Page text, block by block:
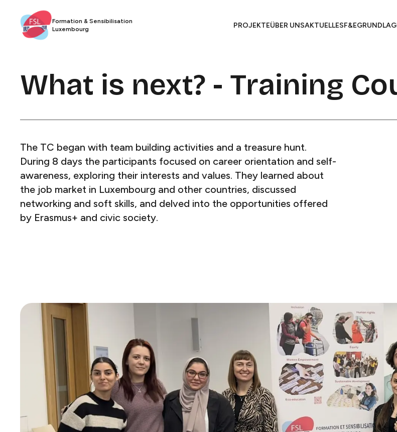
Formation & Sensibilisation
Luxembourg​​​​‌ ‍ ​‍​‍‌‍ ‌ ​‍‌‍‍‌‌‍‌ ‌‍‍‌‌‍ ‍​‍​‍​ ‍‍​‍​‍‌ ​ ‌‍​‌‌‍ ‍‌‍‍‌‌ ‌​‌ ‍‌​‍ ‍‌‍‍‌‌‍ ​‍​‍​‍ ​​‍​‍‌‍‍​‌ ​‍‌‍‌‌‌‍‌‍​‍​‍​ ‍‍​‍​‍​‍ ‌ ​ ‌ ‌​‌ ‌‌‌‍‌​‌‍‍‌‌‍ ​‍ ‌‍‍‌‌‍ ‍‌ ‌​‌‍‌‌‌‍ ‍‌ ‌​​‍ ‌‍‌‌‌‍‌​‌‍‍‌‌ ‌​​‍ ‌‍ ‌‌‍ ‌‍‌​‌‍‌‌​ ‌‌ ​​‌ ​‍‌‍‌‌‌ ​ ‌‍‌‌‌‍ ‍‌ ‌​‌‍​‌‌ ‌​‌‍‍‌‌‍ ‌‍ ‍​ ‍ ‌‍‍‌‌‍‌​​ ‌​ ‌‌​ ‌​​ ​ ​ ‌ ​ ​​​ ​‍​ ‌‌​ ‌ ​‍ ‌​ ‌ ‌‍‌‌‌‍​‍‌‍​ ​‍ ‌​ ‌​​ ‌‍‌‍​ ​ ‌‌​‍ ‌‌‍​‍​ ​‍​ ‍​​ ‌​​‍ ‌​ ‌‌​ ​‍‌‍‌​‌‍​ ​ ‍​​ ‍‌‌‍‌‍​ ‌ ‌‍​ ​ ‍‌‌‍‌‍​ ‌‌​ ‍ ‌ ‌​‌ ‍‌‌ ​​‌‍‌‌​ ‌‌ ​ ‌‍‍‌‌ ‌​‌‍‌‌‌‌​ ‌‍‌‌‌ ‌​‌ ‌​‌‍‍‌‌‍ ‍‌‍‌ ‌ ​ ​ ‍ ‌ ​​‌‍​‌‌ ‌​‌‍‍​​ ‌‌‍​‍‌ ​‍‌‍​‌‌‍ ‍‌‍‌​‌‍‍‌‌‍ ‍‌‍‌ ​‍ ‍‌‍​‍‌ ​‍‌‍​‌‌‍ ‍‌‍‌​‌​ ‍‌‍​‌‌‍ ‌‌‍‌‌​ ‌‍​‍‌‍​‌‌ ​ ‌‍‌‌‌‌‌‌‌ ​‍‌‍ ​​ ‌​‍‌‌​ ​‍‌​‌‍‌ ​ ‌ ‌​‌ ‌‌‌‍‌​‌‍‍‌‌‍ ​‍‌‍‌‍‍‌‌‍‌​​ ‌​ ‌‌​ ‌​​ ​ ​ ‌ ​ ​​​ ​‍​ ‌‌​ ‌ ​‍ ‌​ ‌ ‌‍‌‌‌‍​‍‌‍​ ​‍ ‌​ ‌​​ ‌‍‌‍​ ​ ‌‌​‍ ‌‌‍​‍​ ​‍​ ‍​​ ‌​​‍ ‌​ ‌‌​ ​‍‌‍‌​‌‍​ ​ ‍​​ ‍‌‌‍‌‍​ ‌ ‌‍​ ​ ‍‌‌‍‌‍​ ‌‌​‍‌‍‌ ‌​‌ ‍‌‌ ​​‌‍‌‌​ ‌‌ ​ ‌‍‍‌‌ ‌​‌‍‌‌‌‌​ ‌‍‌‌‌ ‌​‌ ‌​‌‍‍‌‌‍ ‍‌‍‌ ‌ ​ ​‍‌‍‌ ​​‌‍​‌‌ ‌​‌‍‍​​ ‌‌‍​‍‌ ​‍‌‍​‌‌‍ ‍‌‍‌​‌‍‍‌‌‍ ‍‌‍‌ ​‍ ‍‌‍​‍‌ ​‍‌‍​‌‌‍ ‍‌‍‌​‌​ ‍‌‍​‌‌‍ ‌‌‍‌‌​‍‌‍‌ ​​‌‍‌‌‌ ​‍‌ ​ ‌ ​​‌‍‌‌‌‍​ ‌ ‌​‌‍‍‌‌ ‌‍‌‍‌‌​ ‌‌ ​​‌ ‌‌‌‍​‍‌‍ ​‌‍‍‌‌ ​ ‌‍‍​‌‍‌‌‌‍‌​​‍​‍‌ ‌
PROJEKTE​​​​‌ ‍ ​‍​‍‌‍ ‌ ​‍‌‍‍‌‌‍‌ ‌‍‍‌‌‍ ‍​‍​‍​ ‍‍​‍​‍‌ ​ ‌‍​‌‌‍ ‍‌‍‍‌‌ ‌​‌ ‍‌​‍ ‍‌‍‍‌‌‍ ​‍​‍​‍ ​​‍​‍‌‍‍​‌ ​‍‌‍‌‌‌‍‌‍​‍​‍​ ‍‍​‍​‍​‍ ‌ ​ ‌ ‌​‌ ‌‌‌‍‌​‌‍‍‌‌‍ ​‍ ‌‍‍‌‌‍ ‍‌ ‌​‌‍‌‌‌‍ ‍‌ ‌​​‍ ‌‍‌‌‌‍‌​‌‍‍‌‌ ‌​​‍ ‌‍ ‌‌‍ ‌‍‌​‌‍‌‌​ ‌‌ ​​‌ ​‍‌‍‌‌‌ ​ ‌‍‌‌‌‍ ‍‌ ‌​‌‍​‌‌ ‌​‌‍‍‌‌‍ ‌‍ ‍​ ‍ ‌‍‍‌‌‍‌​​ ‌​ ‌‌​ ‌​​ ​ ​ ‌ ​ ​​​ ​‍​ ‌‌​ ‌ ​‍ ‌​ ‌ ‌‍‌‌‌‍​‍‌‍​ ​‍ ‌​ ‌​​ ‌‍‌‍​ ​ ‌‌​‍ ‌‌‍​‍​ ​‍​ ‍​​ ‌​​‍ ‌​ ‌‌​ ​‍‌‍‌​‌‍​ ​ ‍​​ ‍‌‌‍‌‍​ ‌ ‌‍​ ​ ‍‌‌‍‌‍​ ‌‌​ ‍ ‌ ‌​‌ ‍‌‌ ​​‌‍‌‌​ ‌‌ ​ ‌‍‍‌‌ ‌​‌‍‌‌‌‌​ ‌‍‌‌‌ ‌​‌ ‌​‌‍‍‌‌‍ ‍‌‍‌ ‌ ​ ​ ‍ ‌ ​​‌‍​‌‌ ‌​‌‍‍​​ ‌‌‍ ‍‌‍​‌‌ ‌‍‌‍​‍‌‍​‌‌ ​‍​‍ ‍‌‍ ‍‌‍​‌‌ ‌‍‌​ ​‌‍‍‌‌‍ ‍‌‍‍ ‌ ​ ​‍‌‌​ ‌‌‌​​‍‌‌ ‌‍‍ ‌‍‌‌‌ ‍‌​‍‌‌​ ​ ‌​‌​​‍‌‌​ ​ ‌​‌​​‍‌‌​ ​‍​ ​‍‌‍‌​​ ‌ ‌‍‌‍​ ​ ‌‍‌‍​ ​​​ ​ ‌‍​ ​ ​‍‌‍‌‌​ ‌​​ ​​​‍‌‌​ ​‍​ ​‍​‍‌‌​ ‌‌‌​‌​​‍ ‍‌‍ ​‌‍​‌‌‍​‍‌‍‌‌‌‍ ​​ ‌‍​‍‌‍​‌‌ ​ ‌‍‌‌‌‌‌‌‌ ​‍‌‍ ​​ ‌​‍‌‌​ ​‍‌​‌‍‌ ​ ‌ ‌​‌ ‌‌‌‍‌​‌‍‍‌‌‍ ​‍‌‍‌‍‍‌‌‍‌​​ ‌​ ‌‌​ ‌​​ ​ ​ ‌ ​ ​​​ ​‍​ ‌‌​ ‌ ​‍ ‌​ ‌ ‌‍‌‌‌‍​‍‌‍​ ​‍ ‌​ ‌​​ ‌‍‌‍​ ​ ‌‌​‍ ‌‌‍​‍​ ​‍​ ‍​​ ‌​​‍ ‌​ ‌‌​ ​‍‌‍‌​‌‍​ ​ ‍​​ ‍‌‌‍‌‍​ ‌ ‌‍​ ​ ‍‌‌‍‌‍​ ‌‌​‍‌‍‌ ‌​‌ ‍‌‌ ​​‌‍‌‌​ ‌‌ ​ ‌‍‍‌‌ ‌​‌‍‌‌‌‌​ ‌‍‌‌‌ ‌​‌ ‌​‌‍‍‌‌‍ ‍‌‍‌ ‌ ​ ​‍‌‍‌ ​​‌‍​‌‌ ‌​‌‍‍​​ ‌‌‍ ‍‌‍​‌‌ ‌‍‌‍​‍‌‍​‌‌ ​‍​‍ ‍‌‍ ‍‌‍​‌‌ ‌‍‌​ ​‌‍‍‌‌‍ ‍‌‍‍ ‌ ​ ​‍‌‌​ ‌‌‌​​‍‌‌ ‌‍‍ ‌‍‌‌‌ ‍‌​‍‌‌​ ​ ‌​‌​​‍‌‌​ ​ ‌​‌​​‍‌‌​ ​‍​ ​‍‌‍‌​​ ‌ ‌‍‌‍​ ​ ‌‍‌‍​ ​​​ ​ ‌‍​ ​ ​‍‌‍‌‌​ ‌​​ ​​​‍‌‌​ ​‍​ ​‍​‍‌‌​ ‌‌‌​‌​​‍ ‍‌‍ ​‌‍​‌‌‍​‍‌‍‌‌‌‍ ​​‍‌‍‌ ​​‌‍‌‌‌ ​‍‌ ​ ‌ ​​‌‍‌‌‌‍​ ‌ ‌​‌‍‍‌‌ ‌‍‌‍‌‌​ ‌‌ ​​‌ ‌‌‌‍​‍‌‍ ​‌‍‍‌‌ ​ ‌‍‍​‌‍‌‌‌‍‌​​‍​‍‌ ‌ÜBER UNS​​​​‌ ‍ ​‍​‍‌‍ ‌ ​‍‌‍‍‌‌‍‌ ‌‍‍‌‌‍ ‍​‍​‍​ ‍‍​‍​‍‌ ​ ‌‍​‌‌‍ ‍‌‍‍‌‌ ‌​‌ ‍‌​‍ ‍‌‍‍‌‌‍ ​‍​‍​‍ ​​‍​‍‌‍‍​‌ ​‍‌‍‌‌‌‍‌‍​‍​‍​ ‍‍​‍​‍​‍ ‌ ​ ‌ ‌​‌ ‌‌‌‍‌​‌‍‍‌‌‍ ​‍ ‌‍‍‌‌‍ ‍‌ ‌​‌‍‌‌‌‍ ‍‌ ‌​​‍ ‌‍‌‌‌‍‌​‌‍‍‌‌ ‌​​‍ ‌‍ ‌‌‍ ‌‍‌​‌‍‌‌​ ‌‌ ​​‌ ​‍‌‍‌‌‌ ​ ‌‍‌‌‌‍ ‍‌ ‌​‌‍​‌‌ ‌​‌‍‍‌‌‍ ‌‍ ‍​ ‍ ‌‍‍‌‌‍‌​​ ‌​ ‌‌​ ‌​​ ​ ​ ‌ ​ ​​​ ​‍​ ‌‌​ ‌ ​‍ ‌​ ‌ ‌‍‌‌‌‍​‍‌‍​ ​‍ ‌​ ‌​​ ‌‍‌‍​ ​ ‌‌​‍ ‌‌‍​‍​ ​‍​ ‍​​ ‌​​‍ ‌​ ‌‌​ ​‍‌‍‌​‌‍​ ​ ‍​​ ‍‌‌‍‌‍​ ‌ ‌‍​ ​ ‍‌‌‍‌‍​ ‌‌​ ‍ ‌ ‌​‌ ‍‌‌ ​​‌‍‌‌​ ‌‌ ​ ‌‍‍‌‌ ‌​‌‍‌‌‌‌​ ‌‍‌‌‌ ‌​‌ ‌​‌‍‍‌‌‍ ‍‌‍‌ ‌ ​ ​ ‍ ‌ ​​‌‍​‌‌ ‌​‌‍‍​​ ‌‌‍ ‍‌‍​‌‌ ‌‍‌‍​‍‌‍​‌‌ ​‍​‍ ‍‌‍ ‍‌‍​‌‌ ‌‍‌​ ​‌‍‍‌‌‍ ‍‌‍‍ ‌ ​ ​‍‌‌​ ‌‌‌​​‍‌‌ ‌‍‍ ‌‍‌‌‌ ‍‌​‍‌‌​ ​ ‌​‌​​‍‌‌​ ​ ‌​‌​​‍‌‌​ ​‍​ ​‍​ ‍​‌‍​‍​ ‍​​ ‌ ​ ​‌‌‍‌‍‌‍‌‌‌‍‌‍​ ​‌​ ‌‍​ ​‌​ ‌ ​‍‌‌​ ​‍​ ​‍​‍‌‌​ ‌‌‌​‌​​‍ ‍‌‍ ​‌‍​‌‌‍​‍‌‍‌‌‌‍ ​​ ‌‍​‍‌‍​‌‌ ​ ‌‍‌‌‌‌‌‌‌ ​‍‌‍ ​​ ‌​‍‌‌​ ​‍‌​‌‍‌ ​ ‌ ‌​‌ ‌‌‌‍‌​‌‍‍‌‌‍ ​‍‌‍‌‍‍‌‌‍‌​​ ‌​ ‌‌​ ‌​​ ​ ​ ‌ ​ ​​​ ​‍​ ‌‌​ ‌ ​‍ ‌​ ‌ ‌‍‌‌‌‍​‍‌‍​ ​‍ ‌​ ‌​​ ‌‍‌‍​ ​ ‌‌​‍ ‌‌‍​‍​ ​‍​ ‍​​ ‌​​‍ ‌​ ‌‌​ ​‍‌‍‌​‌‍​ ​ ‍​​ ‍‌‌‍‌‍​ ‌ ‌‍​ ​ ‍‌‌‍‌‍​ ‌‌​‍‌‍‌ ‌​‌ ‍‌‌ ​​‌‍‌‌​ ‌‌ ​ ‌‍‍‌‌ ‌​‌‍‌‌‌‌​ ‌‍‌‌‌ ‌​‌ ‌​‌‍‍‌‌‍ ‍‌‍‌ ‌ ​ ​‍‌‍‌ ​​‌‍​‌‌ ‌​‌‍‍​​ ‌‌‍ ‍‌‍​‌‌ ‌‍‌‍​‍‌‍​‌‌ ​‍​‍ ‍‌‍ ‍‌‍​‌‌ ‌‍‌​ ​‌‍‍‌‌‍ ‍‌‍‍ ‌ ​ ​‍‌‌​ ‌‌‌​​‍‌‌ ‌‍‍ ‌‍‌‌‌ ‍‌​‍‌‌​ ​ ‌​‌​​‍‌‌​ ​ ‌​‌​​‍‌‌​ ​‍​ ​‍​ ‍​‌‍​‍​ ‍​​ ‌ ​ ​‌‌‍‌‍‌‍‌‌‌‍‌‍​ ​‌​ ‌‍​ ​‌​ ‌ ​‍‌‌​ ​‍​ ​‍​‍‌‌​ ‌‌‌​‌​​‍ ‍‌‍ ​‌‍​‌‌‍​‍‌‍‌‌‌‍ ​​‍‌‍‌ ​​‌‍‌‌‌ ​‍‌ ​ ‌ ​​‌‍‌‌‌‍​ ‌ ‌​‌‍‍‌‌ ‌‍‌‍‌‌​ ‌‌ ​​‌ ‌‌‌‍​‍‌‍ ​‌‍‍‌‌ ​ ‌‍‍​‌‍‌‌‌‍‌​​‍​‍‌ ‌AKTUELLES​​​​‌ ‍ ​‍​‍‌‍ ‌ ​‍‌‍‍‌‌‍‌ ‌‍‍‌‌‍ ‍​‍​‍​ ‍‍​‍​‍‌ ​ ‌‍​‌‌‍ ‍‌‍‍‌‌ ‌​‌ ‍‌​‍ ‍‌‍‍‌‌‍ ​‍​‍​‍ ​​‍​‍‌‍‍​‌ ​‍‌‍‌‌‌‍‌‍​‍​‍​ ‍‍​‍​‍​‍ ‌ ​ ‌ ‌​‌ ‌‌‌‍‌​‌‍‍‌‌‍ ​‍ ‌‍‍‌‌‍ ‍‌ ‌​‌‍‌‌‌‍ ‍‌ ‌​​‍ ‌‍‌‌‌‍‌​‌‍‍‌‌ ‌​​‍ ‌‍ ‌‌‍ ‌‍‌​‌‍‌‌​ ‌‌ ​​‌ ​‍‌‍‌‌‌ ​ ‌‍‌‌‌‍ ‍‌ ‌​‌‍​‌‌ ‌​‌‍‍‌‌‍ ‌‍ ‍​ ‍ ‌‍‍‌‌‍‌​​ ‌​ ‌‌​ ‌​​ ​ ​ ‌ ​ ​​​ ​‍​ ‌‌​ ‌ ​‍ ‌​ ‌ ‌‍‌‌‌‍​‍‌‍​ ​‍ ‌​ ‌​​ ‌‍‌‍​ ​ ‌‌​‍ ‌‌‍​‍​ ​‍​ ‍​​ ‌​​‍ ‌​ ‌‌​ ​‍‌‍‌​‌‍​ ​ ‍​​ ‍‌‌‍‌‍​ ‌ ‌‍​ ​ ‍‌‌‍‌‍​ ‌‌​ ‍ ‌ ‌​‌ ‍‌‌ ​​‌‍‌‌​ ‌‌ ​ ‌‍‍‌‌ ‌​‌‍‌‌‌‌​ ‌‍‌‌‌ ‌​‌ ‌​‌‍‍‌‌‍ ‍‌‍‌ ‌ ​ ​ ‍ ‌ ​​‌‍​‌‌ ‌​‌‍‍​​ ‌‌‍ ‍‌‍​‌‌ ‌‍‌‍​‍‌‍​‌‌ ​‍​‍ ‍‌‍ ‍‌‍​‌‌ ‌‍‌​ ​‌‍‍‌‌‍ ‍‌‍‍ ‌ ​ ​‍‌‌​ ‌‌‌​​‍‌‌ ‌‍‍ ‌‍‌‌‌ ‍‌​‍‌‌​ ​ ‌​‌​​‍‌‌​ ​ ‌​‌​​‍‌‌​ ​‍​ ​‍​ ‍​​ ​​​ ​‌​ ‌ ​ ‍​​ ‍​‌‍‌‍‌‍​‌​ ‌‍​ ​ ​ ​‍​ ​​​‍‌‌​ ​‍​ ​‍​‍‌‌​ ‌‌‌​‌​​‍ ‍‌‍ ​‌‍​‌‌‍​‍‌‍‌‌‌‍ ​​ ‌‍​‍‌‍​‌‌ ​ ‌‍‌‌‌‌‌‌‌ ​‍‌‍ ​​ ‌​‍‌‌​ ​‍‌​‌‍‌ ​ ‌ ‌​‌ ‌‌‌‍‌​‌‍‍‌‌‍ ​‍‌‍‌‍‍‌‌‍‌​​ ‌​ ‌‌​ ‌​​ ​ ​ ‌ ​ ​​​ ​‍​ ‌‌​ ‌ ​‍ ‌​ ‌ ‌‍‌‌‌‍​‍‌‍​ ​‍ ‌​ ‌​​ ‌‍‌‍​ ​ ‌‌​‍ ‌‌‍​‍​ ​‍​ ‍​​ ‌​​‍ ‌​ ‌‌​ ​‍‌‍‌​‌‍​ ​ ‍​​ ‍‌‌‍‌‍​ ‌ ‌‍​ ​ ‍‌‌‍‌‍​ ‌‌​‍‌‍‌ ‌​‌ ‍‌‌ ​​‌‍‌‌​ ‌‌ ​ ‌‍‍‌‌ ‌​‌‍‌‌‌‌​ ‌‍‌‌‌ ‌​‌ ‌​‌‍‍‌‌‍ ‍‌‍‌ ‌ ​ ​‍‌‍‌ ​​‌‍​‌‌ ‌​‌‍‍​​ ‌‌‍ ‍‌‍​‌‌ ‌‍‌‍​‍‌‍​‌‌ ​‍​‍ ‍‌‍ ‍‌‍​‌‌ ‌‍‌​ ​‌‍‍‌‌‍ ‍‌‍‍ ‌ ​ ​‍‌‌​ ‌‌‌​​‍‌‌ ‌‍‍ ‌‍‌‌‌ ‍‌​‍‌‌​ ​ ‌​‌​​‍‌‌​ ​ ‌​‌​​‍‌‌​ ​‍​ ​‍​ ‍​​ ​​​ ​‌​ ‌ ​ ‍​​ ‍​‌‍‌‍‌‍​‌​ ‌‍​ ​ ​ ​‍​ ​​​‍‌‌​ ​‍​ ​‍​‍‌‌​ ‌‌‌​‌​​‍ ‍‌‍ ​‌‍​‌‌‍​‍‌‍‌‌‌‍ ​​‍‌‍‌ ​​‌‍‌‌‌ ​‍‌ ​ ‌ ​​‌‍‌‌‌‍​ ‌ ‌​‌‍‍‌‌ ‌‍‌‍‌‌​ ‌‌ ​​‌ ‌‌‌‍​‍‌‍ ​‌‍‍‌‌ ​ ‌‍‍​‌‍‌‌‌‍‌​​‍​‍‌ ‌F&E​​​​‌ ‍ ​‍​‍‌‍ ‌ ​‍‌‍‍‌‌‍‌ ‌‍‍‌‌‍ ‍​‍​‍​ ‍‍​‍​‍‌ ​ ‌‍​‌‌‍ ‍‌‍‍‌‌ ‌​‌ ‍‌​‍ ‍‌‍‍‌‌‍ ​‍​‍​‍ ​​‍​‍‌‍‍​‌ ​‍‌‍‌‌‌‍‌‍​‍​‍​ ‍‍​‍​‍​‍ ‌ ​ ‌ ‌​‌ ‌‌‌‍‌​‌‍‍‌‌‍ ​‍ ‌‍‍‌‌‍ ‍‌ ‌​‌‍‌‌‌‍ ‍‌ ‌​​‍ ‌‍‌‌‌‍‌​‌‍‍‌‌ ‌​​‍ ‌‍ ‌‌‍ ‌‍‌​‌‍‌‌​ ‌‌ ​​‌ ​‍‌‍‌‌‌ ​ ‌‍‌‌‌‍ ‍‌ ‌​‌‍​‌‌ ‌​‌‍‍‌‌‍ ‌‍ ‍​ ‍ ‌‍‍‌‌‍‌​​ ‌​ ‌‌​ ‌​​ ​ ​ ‌ ​ ​​​ ​‍​ ‌‌​ ‌ ​‍ ‌​ ‌ ‌‍‌‌‌‍​‍‌‍​ ​‍ ‌​ ‌​​ ‌‍‌‍​ ​ ‌‌​‍ ‌‌‍​‍​ ​‍​ ‍​​ ‌​​‍ ‌​ ‌‌​ ​‍‌‍‌​‌‍​ ​ ‍​​ ‍‌‌‍‌‍​ ‌ ‌‍​ ​ ‍‌‌‍‌‍​ ‌‌​ ‍ ‌ ‌​‌ ‍‌‌ ​​‌‍‌‌​ ‌‌ ​ ‌‍‍‌‌ ‌​‌‍‌‌‌‌​ ‌‍‌‌‌ ‌​‌ ‌​‌‍‍‌‌‍ ‍‌‍‌ ‌ ​ ​ ‍ ‌ ​​‌‍​‌‌ ‌​‌‍‍​​ ‌‌‍ ‍‌‍​‌‌ ‌‍‌‍​‍‌‍​‌‌ ​‍​‍ ‍‌‍ ‍‌‍​‌‌ ‌‍‌​ ​‌‍‍‌‌‍ ‍‌‍‍ ‌ ​ ​‍‌‌​ ‌‌‌​​‍‌‌ ‌‍‍ ‌‍‌‌‌ ‍‌​‍‌‌​ ​ ‌​‌​​‍‌‌​ ​ ‌​‌​​‍‌‌​ ​‍​ ​‍​ ‍‌‌‍​‌‌‍‌‌​ ​​‌‍​‍‌‍​‌​ ‌​​ ‌​​ ‌ ​ ‍‌‌‍​ ​ ‌​​‍‌‌​ ​‍​ ​‍​‍‌‌​ ‌‌‌​‌​​‍ ‍‌‍ ​‌‍​‌‌‍​‍‌‍‌‌‌‍ ​​ ‌‍​‍‌‍​‌‌ ​ ‌‍‌‌‌‌‌‌‌ ​‍‌‍ ​​ ‌​‍‌‌​ ​‍‌​‌‍‌ ​ ‌ ‌​‌ ‌‌‌‍‌​‌‍‍‌‌‍ ​‍‌‍‌‍‍‌‌‍‌​​ ‌​ ‌‌​ ‌​​ ​ ​ ‌ ​ ​​​ ​‍​ ‌‌​ ‌ ​‍ ‌​ ‌ ‌‍‌‌‌‍​‍‌‍​ ​‍ ‌​ ‌​​ ‌‍‌‍​ ​ ‌‌​‍ ‌‌‍​‍​ ​‍​ ‍​​ ‌​​‍ ‌​ ‌‌​ ​‍‌‍‌​‌‍​ ​ ‍​​ ‍‌‌‍‌‍​ ‌ ‌‍​ ​ ‍‌‌‍‌‍​ ‌‌​‍‌‍‌ ‌​‌ ‍‌‌ ​​‌‍‌‌​ ‌‌ ​ ‌‍‍‌‌ ‌​‌‍‌‌‌‌​ ‌‍‌‌‌ ‌​‌ ‌​‌‍‍‌‌‍ ‍‌‍‌ ‌ ​ ​‍‌‍‌ ​​‌‍​‌‌ ‌​‌‍‍​​ ‌‌‍ ‍‌‍​‌‌ ‌‍‌‍​‍‌‍​‌‌ ​‍​‍ ‍‌‍ ‍‌‍​‌‌ ‌‍‌​ ​‌‍‍‌‌‍ ‍‌‍‍ ‌ ​ ​‍‌‌​ ‌‌‌​​‍‌‌ ‌‍‍ ‌‍‌‌‌ ‍‌​‍‌‌​ ​ ‌​‌​​‍‌‌​ ​ ‌​‌​​‍‌‌​ ​‍​ ​‍​ ‍‌‌‍​‌‌‍‌‌​ ​​‌‍​‍‌‍​‌​ ‌​​ ‌​​ ‌ ​ ‍‌‌‍​ ​ ‌​​‍‌‌​ ​‍​ ​‍​‍‌‌​ ‌‌‌​‌​​‍ ‍‌‍ ​‌‍​‌‌‍​‍‌‍‌‌‌‍ ​​‍‌‍‌ ​​‌‍‌‌‌ ​‍‌ ​ ‌ ​​‌‍‌‌‌‍​ ‌ ‌​‌‍‍‌‌ ‌‍‌‍‌‌​ ‌‌ ​​‌ ‌‌‌‍​‍‌‍ ​‌‍‍‌‌ ​ ‌‍‍​‌‍‌‌‌‍‌​​‍​‍‌ ‌GRUNDLAGEN​​​​‌
What is next? - Training Course​​​​‌
The TC began with team building activities and a treasure hunt.
During 8 days the participants focused on career orientation and self-
awareness, exploring their interests and values. They learned about
the job market in Luxembourg and other countries, discussed
networking and soft skills, and delved into the opportunities offered
by Erasmus+ and civic society.​​​​‌ ‍ ​‍​‍‌‍ ‌ ​‍‌‍‍‌‌‍‌ ‌‍‍‌‌‍ ‍​‍​‍​ ‍‍​‍​‍‌ ​ ‌‍​‌‌‍ ‍‌‍‍‌‌ ‌​‌ ‍‌​‍ ‍‌‍‍‌‌‍ ​‍​‍​‍ ​​‍​‍‌‍‍​‌ ​‍‌‍‌‌‌‍‌‍​‍​‍​ ‍‍​‍​‍​‍ ‌ ​ ‌ ‌​‌ ‌‌‌‍‌​‌‍‍‌‌‍ ​‍ ‌‍‍‌‌‍ ‍‌ ‌​‌‍‌‌‌‍ ‍‌ ‌​​‍ ‌‍‌‌‌‍‌​‌‍‍‌‌ ‌​​‍ ‌‍ ‌‌‍ ‌‍‌​‌‍‌‌​ ‌‌ ​​‌ ​‍‌‍‌‌‌ ​ ‌‍‌‌‌‍ ‍‌ ‌​‌‍​‌‌ ‌​‌‍‍‌‌‍ ‌‍ ‍​ ‍ ‌‍‍‌‌‍‌​​ ‌‌‍​‌‌‍​‌​ ​​​ ​‍​ ​‌‌‍‌​​ ‌‌​ ​‌​‍ ‌‌‍​ ​ ‌​​ ​ ​ ‍​​‍ ‌​ ‌​​ ‍‌‌‍‌​‌‍​ ​‍ ‌​ ‍​‌‍‌‌‌‍‌‌‌‍​ ​‍ ‌‌‍‌‍​ ​ ​ ‌​​ ​​​ ​​​ ‌‍​ ‌‍​ ​‌‌‍‌‍‌‍​‍​ ‌‍‌‍​‍​ ‍ ‌ ‌​‌ ‍‌‌ ​​‌‍‌‌​ ‌‌ ​​‌ ​‍‌‍ ‌‍‍‍‌‍‌‌‌‍​ ‌ ‌​​ ‍ ‌ ​​‌‍​‌‌ ‌​‌‍‍​​ ‌‌‍‌​‌‍‌‌‌ ​ ‌‍​ ‌ ​‍‌‍‍‌‌ ​​‌ ‌​‌‍‍‌‌‍ ‌‍ ‍​ ‌‍​‍‌‍​‌‌ ​ ‌‍‌‌‌‌‌‌‌ ​‍‌‍ ​​ ‌​‍‌‌​ ​‍‌​‌‍‌ ​ ‌ ‌​‌ ‌‌‌‍‌​‌‍‍‌‌‍ ​‍‌‍‌‍‍‌‌‍‌​​ ‌‌‍​‌‌‍​‌​ ​​​ ​‍​ ​‌‌‍‌​​ ‌‌​ ​‌​‍ ‌‌‍​ ​ ‌​​ ​ ​ ‍​​‍ ‌​ ‌​​ ‍‌‌‍‌​‌‍​ ​‍ ‌​ ‍​‌‍‌‌‌‍‌‌‌‍​ ​‍ ‌‌‍‌‍​ ​ ​ ‌​​ ​​​ ​​​ ‌‍​ ‌‍​ ​‌‌‍‌‍‌‍​‍​ ‌‍‌‍​‍​‍‌‍‌ ‌​‌ ‍‌‌ ​​‌‍‌‌​ ‌‌ ​​‌ ​‍‌‍ ‌‍‍‍‌‍‌‌‌‍​ ‌ ‌​​‍‌‍‌ ​​‌‍​‌‌ ‌​‌‍‍​​ ‌‌‍‌​‌‍‌‌‌ ​ ‌‍​ ‌ ​‍‌‍‍‌‌ ​​‌ ‌​‌‍‍‌‌‍ ‌‍ ‍​‍‌‍‌ ​​‌‍‌‌‌ ​‍‌ ​ ‌ ​​‌‍‌‌‌‍​ ‌ ‌​‌‍‍‌‌ ‌‍‌‍‌‌​ ‌‌ ​​‌ ‌‌‌‍​‍‌‍ ​‌‍‍‌‌ ​ ‌‍‍​‌‍‌‌‌‍‌​​‍​‍‌ ‌